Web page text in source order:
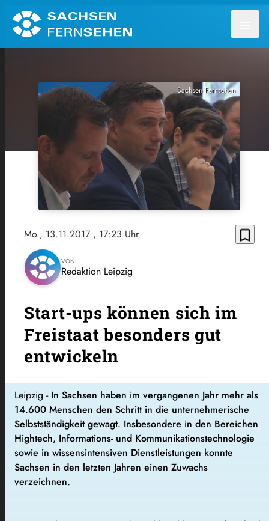
Sachsen Fernsehen
Mo., 13.11.2017 , 17:23 Uhr bookmark_border
VON
Redaktion Leipzig
Start-ups können sich im
Freistaat besonders gut
entwickeln
Leipzig - In Sachsen haben im vergangenen Jahr mehr als
14.600 Menschen den Schritt in die unternehmerische
Selbstständigkeit gewagt. Insbesondere in den Bereichen
Hightech, Informations- und Kommunikationstechnologie
sowie in wissensintensiven Dienstleistungen konnte
Sachsen in den letzten Jahren einen Zuwachs
verzeichnen.